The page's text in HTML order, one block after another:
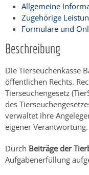
Allgemeine
Zugehörige
Formulare und
Beschreibung
Die Tierseuchenkasse
öffentlichen Rechts.
Tierseuchengesetz
des
verwaltet ihre
eigener Verantwortung.
Durch Beiträge der
Aufgabenerfüllung